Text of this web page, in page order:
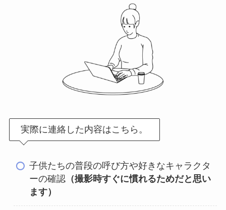
実際に連絡した内容はこちら。
子供たちの普段の呼び方や好きなキャラクタ
ーの確認 （撮影時すぐに慣れるためだと思い
ます）